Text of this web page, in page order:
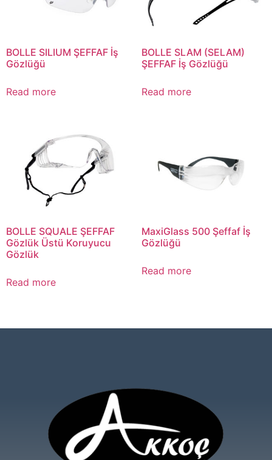
BOLLE SILIUM ŞEFFAF İş
Gözlüğü
Read more
BOLLE SLAM (SELAM)
ŞEFFAF İş Gözlüğü
Read more
BOLLE SQUALE ŞEFFAF
Gözlük Üstü Koruyucu
Gözlük
Read more
MaxiGlass 500 Şeffaf İş
Gözlüğü
Read more